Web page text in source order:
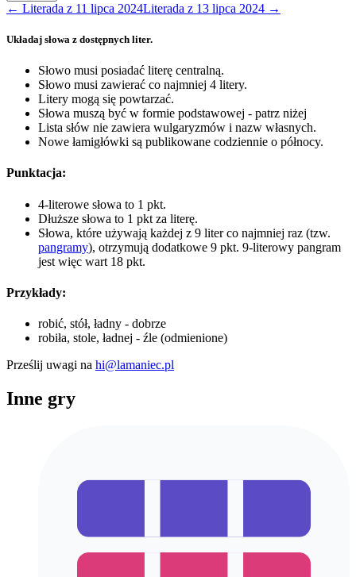
← Literada z 11 lipca 2024Literada z 13 lipca 2024 →
Układaj słowa z dostępnych liter.
Słowo musi posiadać literę centralną.
Słowo musi zawierać co najmniej 4 litery.
Litery mogą się powtarzać.
Słowa muszą być w formie podstawowej - patrz niżej
Lista słów nie zawiera wulgaryzmów i nazw własnych.
Nowe łamigłówki są publikowane codziennie o północy.
Punktacja:
4-literowe słowa to 1 pkt.
Dłuższe słowa to 1 pkt za literę.
Słowa, które używają każdej z 9 liter co najmniej raz (tzw.
pangramy), otrzymują dodatkowe 9 pkt. 9-literowy pangram
jest więc wart 18 pkt.
Przykłady:
robić, stół, ładny - dobrze
robiła, stole, ładnej - źle (odmienione)
Prześlij uwagi na hi@lamaniec.pl
Inne gry